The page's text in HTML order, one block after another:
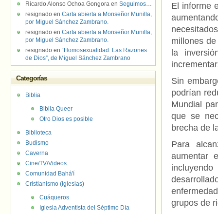
El informe
millones
la
Sin
podrían
Mundial
que se
brecha de
Para
aumentar
grupos de
Ricardo Alonso Ochoa Gongora en Seguimos…
resignado en Carta abierta a Monseñor Munilla,
por Miguel Sánchez Zambrano.
resignado en Carta abierta a Monseñor Munilla,
por Miguel Sánchez Zambrano.
resignado en “Homosexualidad. Las Razones
de Dios”, de Miguel Sánchez Zambrano
Categorías
Biblia
Biblia Queer
Otro Dios es posible
Biblioteca
Budismo
Caverna
Cine/TV/Videos
Comunidad Bahá'í
Cristianismo (Iglesias)
Cuáqueros
Iglesia Adventista del Séptimo Día